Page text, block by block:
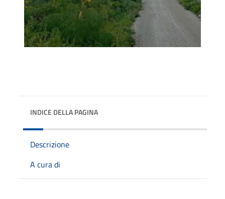
INDICE DELLA PAGINA
Descrizione
A cura di